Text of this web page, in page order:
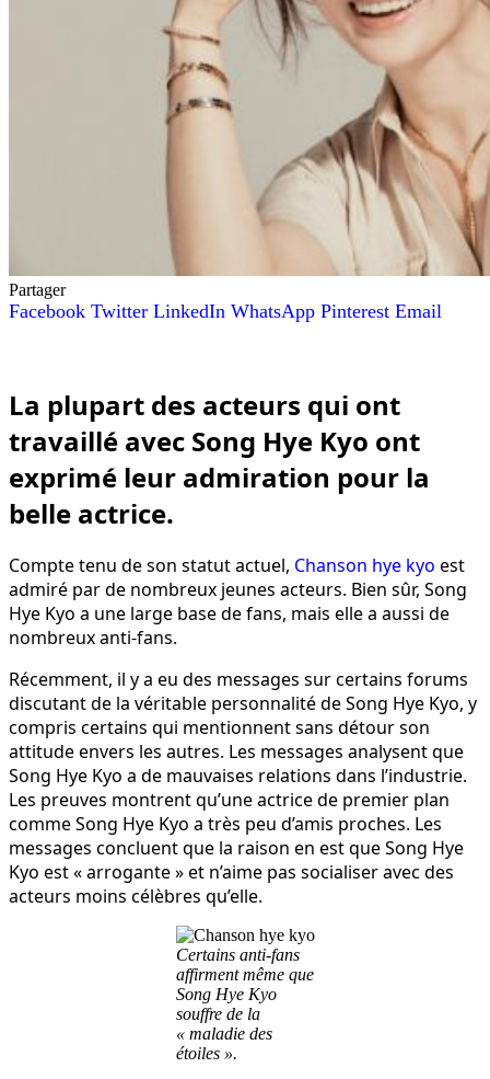
Partager
Facebook Twitter LinkedIn WhatsApp Pinterest Email
La plupart des acteurs qui ont
travaillé avec Song Hye Kyo ont
exprimé leur admiration pour la
belle actrice.
Compte tenu de son statut actuel, Chanson hye kyo est
admiré par de nombreux jeunes acteurs. Bien sûr, Song
Hye Kyo a une large base de fans, mais elle a aussi de
nombreux anti-fans.
Récemment, il y a eu des messages sur certains forums
discutant de la véritable personnalité de Song Hye Kyo, y
compris certains qui mentionnent sans détour son
attitude envers les autres. Les messages analysent que
Song Hye Kyo a de mauvaises relations dans l’industrie.
Les preuves montrent qu’une actrice de premier plan
comme Song Hye Kyo a très peu d’amis proches. Les
messages concluent que la raison en est que Song Hye
Kyo est « arrogante » et n’aime pas socialiser avec des
acteurs moins célèbres qu’elle.
Certains anti-fans
affirment même que
Song Hye Kyo
souffre de la
« maladie des
étoiles ».